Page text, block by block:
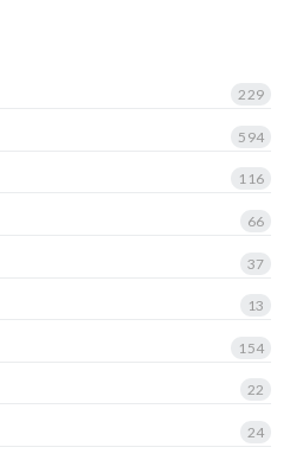
229
594
116
66
37
13
154
22
24